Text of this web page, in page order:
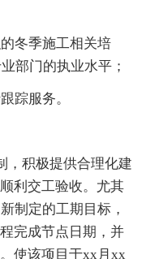
冬季施工相关培
部门的执业水平；
踪服务。
，积极提供合理化建
利交工验收。尤其
制定的工期目标，
完成节点日期，并
使该项目于xx月xx